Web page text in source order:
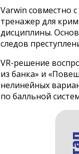
Varwin совместно
тренажер для
дисциплины.
следов
VR-решение
из банка» и
нелинейных
по балльной